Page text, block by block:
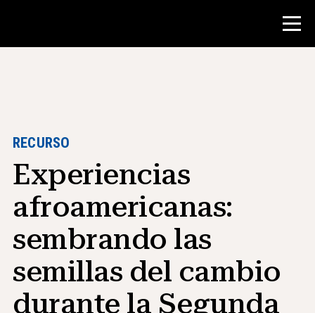
Recursos para maestros
Herramientas para el aula
Cursos
institutos
Enseñanza de Habilidades de
Investigación
Asesoramiento a estudiantes de NHD
RECURSO
Experiencias
afroamericanas:
sembrando las
semillas del cambio
durante la Segunda